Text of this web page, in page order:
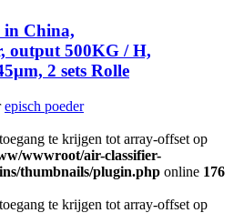
in China,
output 500KG / H,
2 sets Rolle
episch poeder
te krijgen tot array-offset op
wwwroot/air-classifier-
thumbnails/plugin.php online 176
te krijgen tot array-offset op